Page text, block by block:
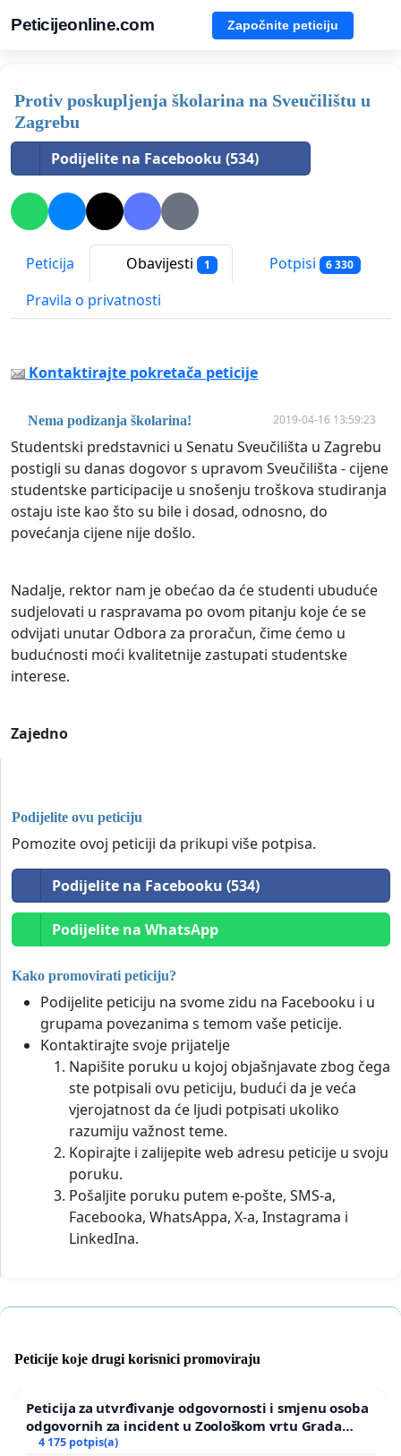
Peticijeonline.com Započnite peticiju
Protiv poskupljenja školarina na Sveučilištu u
Zagrebu
Podijelite na Facebooku (534)
Peticija Obavijesti 1 Potpisi 6 330
Pravila o privatnosti
Kontaktirajte pokretača peticije
Nema podizanja školarina! 2019-04-16 13:59:23
Studentski predstavnici u Senatu Sveučilišta u Zagrebu
postigli su danas dogovor s upravom Sveučilišta - cijene
studentske participacije u snošenju troškova studiranja
ostaju iste kao što su bile i dosad, odnosno, do
povećanja cijene nije došlo.
Nadalje, rektor nam je obećao da će studenti ubuduće
sudjelovati u raspravama po ovom pitanju koje će se
odvijati unutar Odbora za proračun, čime ćemo u
budućnosti moći kvalitetnije zastupati studentske
interese.
Zajedno
Podijelite ovu peticiju
Pomozite ovoj peticiji da prikupi više potpisa.
Podijelite na Facebooku (534)
Podijelite na WhatsApp
Kako promovirati peticiju?
Podijelite peticiju na svome zidu na Facebooku i u
grupama povezanima s temom vaše peticije.
Kontaktirajte svoje prijatelje
Napišite poruku u kojoj objašnjavate zbog čega
ste potpisali ovu peticiju, budući da je veća
vjerojatnost da će ljudi potpisati ukoliko
razumiju važnost teme.
Kopirajte i zalijepite web adresu peticije u svoju
poruku.
Pošaljite poruku putem e-pošte, SMS-a,
Facebooka, WhatsAppa, X-a, Instagrama i
LinkedIna.
Peticije koje drugi korisnici promoviraju
Peticija za utvrđivanje odgovornosti i smjenu osoba
odgovornih za incident u Zoološkom vrtu Grada
Zagreba
4 175 potpis(a)